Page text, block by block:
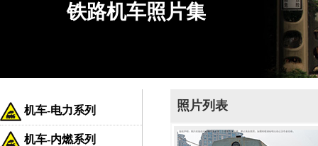
铁路机车照片集
机车-电力系列
机车-内燃系列
照片列表